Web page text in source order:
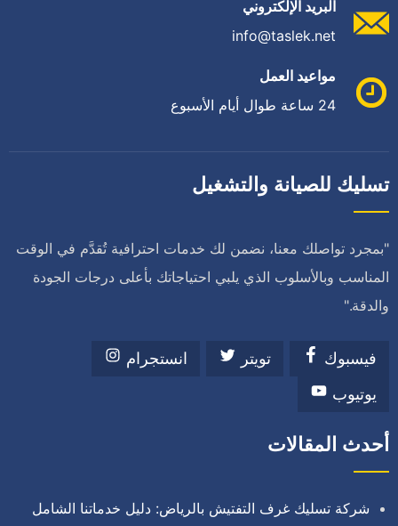
البريد الإلكتروني
info@taslek.net
مواعيد العمل
24 ساعة طوال أيام الأسبوع
تسليك للصيانة والتشغيل
"بمجرد تواصلك معنا، نضمن لك خدمات احترافية تُقدَّم في الوقت
المناسب وبالأسلوب الذي يلبي احتياجاتك بأعلى درجات الجودة
والدقة."
فيسبوك تويتر
انستجرام
يوتيوب
أحدث المقالات
شركة تسليك غرف التفتيش بالرياض: دليل خدماتنا الشامل